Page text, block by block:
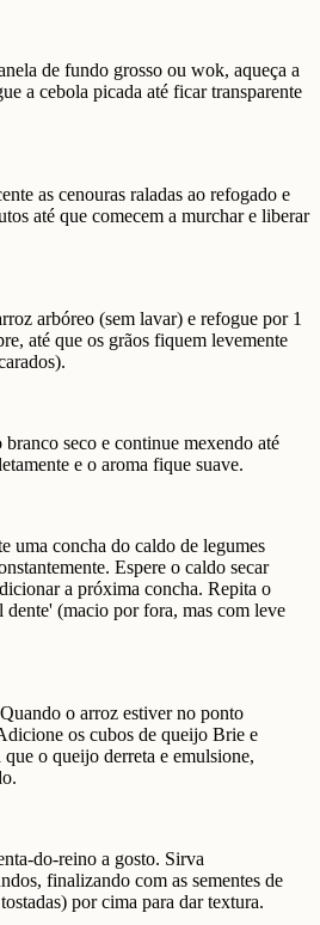
de fundo grosso ou wok, aqueça a
a cebola picada até ficar transparente
as cenouras raladas ao refogado e
até que comecem a murchar e liberar
arbóreo (sem lavar) e refogue por 1
até que os grãos fiquem levemente
seco e continue mexendo até
e o aroma fique suave.
uma concha do caldo de legumes
Espere o caldo secar
a próxima concha. Repita o
dente' (macio por fora, mas com leve
o arroz estiver no ponto
os cubos de queijo Brie e
o queijo derreta e emulsione,
do-reino a gosto. Sirva
finalizando com as sementes de
por cima para dar textura.